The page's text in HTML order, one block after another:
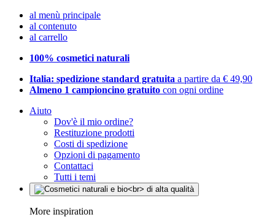
al menù principale
al contenuto
al carrello
100% cosmetici naturali
Italia: spedizione standard gratuita a partire da € 49,90
Almeno 1 campioncino gratuito con ogni ordine
Aiuto
Dov'è il mio ordine?
Restituzione prodotti
Costi di spedizione
Opzioni di pagamento
Contattaci
Tutti i temi
More inspiration